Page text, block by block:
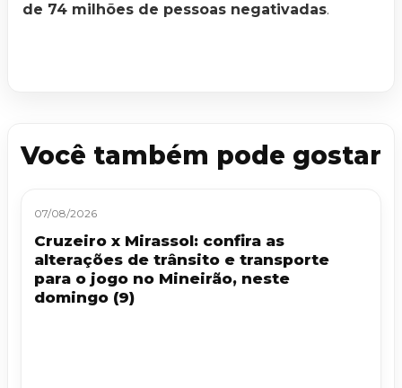
de 74 milhões de pessoas negativadas.
Você também pode gostar
07/08/2026
Cruzeiro x Mirassol: confira as
alterações de trânsito e transporte
para o jogo no Mineirão, neste
domingo (9)